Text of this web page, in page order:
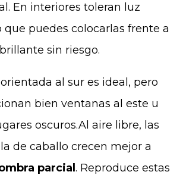
En interiores toleran luz
que puedes colocarlas frente a
sin riesgo.
al sur es ideal, pero
bien ventanas al este u
oscuros.Al aire libre, las
de caballo crecen mejor a
parcial . Reproduce estas